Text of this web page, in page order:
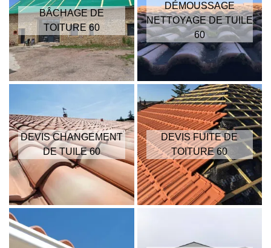
BÂCHAGE DE
TOITURE 60
DÉMOUSSAGE
NETTOYAGE DE TUILE
60
DEVIS CHANGEMENT
DE TUILE 60
DEVIS FUITE DE
TOITURE 60